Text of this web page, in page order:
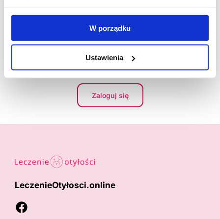
W porządku
Ustawienia
Zarejestruj się
Masz już konto?
Jeżeli masz konto zaloguj się i korzystaj ze wszystkich
Zaloguj się
LeczenieOtyłosci.online
Facebook